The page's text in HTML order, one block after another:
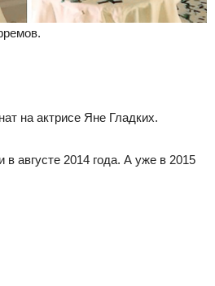
на актрисе Яне Гладких.
августе 2014 года. А уже в 2015